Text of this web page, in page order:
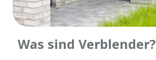
Was sind Verblender?